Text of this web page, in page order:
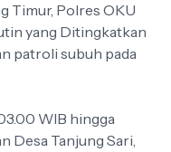
Timur, Polres OKU
yang Ditingkatkan
patroli subuh pada
WIB hingga
Desa Tanjung Sari,